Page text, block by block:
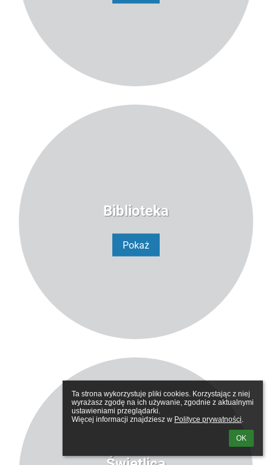
Ta strona wykorzystuje pliki cookies. Korzystając z niej
wyrażasz zgodę na ich używanie, zgodnie z aktualnymi
ustawieniami przeglądarki.
Więcej informacji znajdziesz w Polityce prywatności.
OK
Biblioteka
Pokaż